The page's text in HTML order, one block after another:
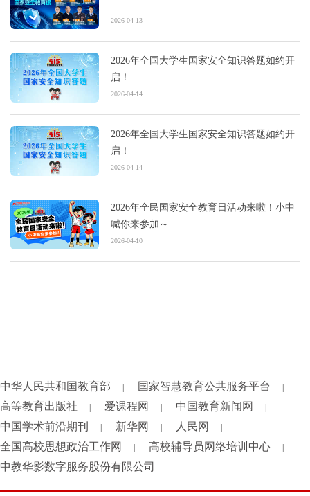
2026-04-13
2026年全国大学生国家安全知识答题如约开
启！
2026-04-14
2026年全国大学生国家安全知识答题如约开
启！
2026-04-14
2026年全民国家安全教育日活动来啦！小中
喊你来参加～
2026-04-10
中华人民共和国教育部 国家智慧教育公共服务平台
高等教育出版社 爱课程网 中国教育新闻网
中国学术前沿期刊 新华网 人民网
全国高校思想政治工作网 高校辅导员网络培训中心
中教华影数字服务股份有限公司